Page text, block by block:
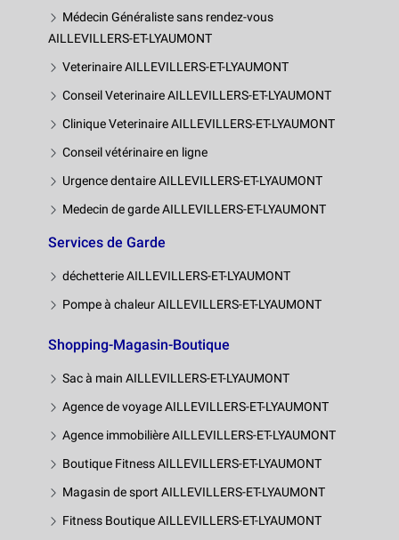
Médecin Généraliste sans rendez-vous
AILLEVILLERS-ET-LYAUMONT
Veterinaire AILLEVILLERS-ET-LYAUMONT
Conseil Veterinaire AILLEVILLERS-ET-LYAUMONT
Clinique Veterinaire AILLEVILLERS-ET-LYAUMONT
Conseil vétérinaire en ligne
Urgence dentaire AILLEVILLERS-ET-LYAUMONT
Medecin de garde AILLEVILLERS-ET-LYAUMONT
Services de Garde
déchetterie AILLEVILLERS-ET-LYAUMONT
Pompe à chaleur AILLEVILLERS-ET-LYAUMONT
Shopping-Magasin-Boutique
Sac à main AILLEVILLERS-ET-LYAUMONT
Agence de voyage AILLEVILLERS-ET-LYAUMONT
Agence immobilière AILLEVILLERS-ET-LYAUMONT
Boutique Fitness AILLEVILLERS-ET-LYAUMONT
Magasin de sport AILLEVILLERS-ET-LYAUMONT
Fitness Boutique AILLEVILLERS-ET-LYAUMONT